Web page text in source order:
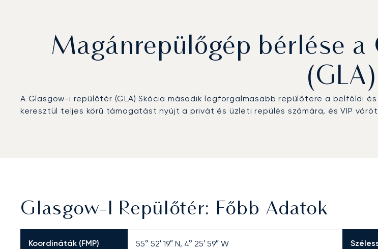
Magánrepülőgép bérlése
(GLA)
A Glasgow-i repülőtér (GLA) Skócia második legforgalmasabb repülőtere a belföldi
keresztül teljes körű támogatást nyújt a privát és üzleti repülés számára, és VIP
Glasgow-I Repülőtér: Főbb Adatok
Koordináták (FMP) 55° 52′ 19″ N, 4° 25′ 59″ W